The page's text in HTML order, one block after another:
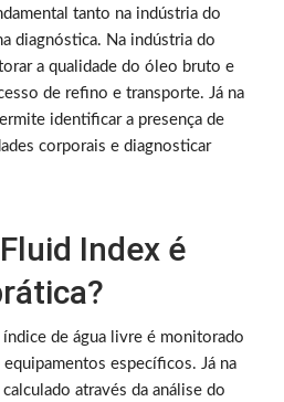
tanto na indústria do
diagnóstica. Na indústria do
a qualidade do óleo bruto e
de refino e transporte. Já na
identificar a presença de
corporais e diagnosticar
Index é
de água livre é monitorado
específicos. Já na
através da análise do